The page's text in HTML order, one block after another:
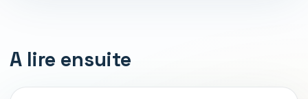
A lire ensuite